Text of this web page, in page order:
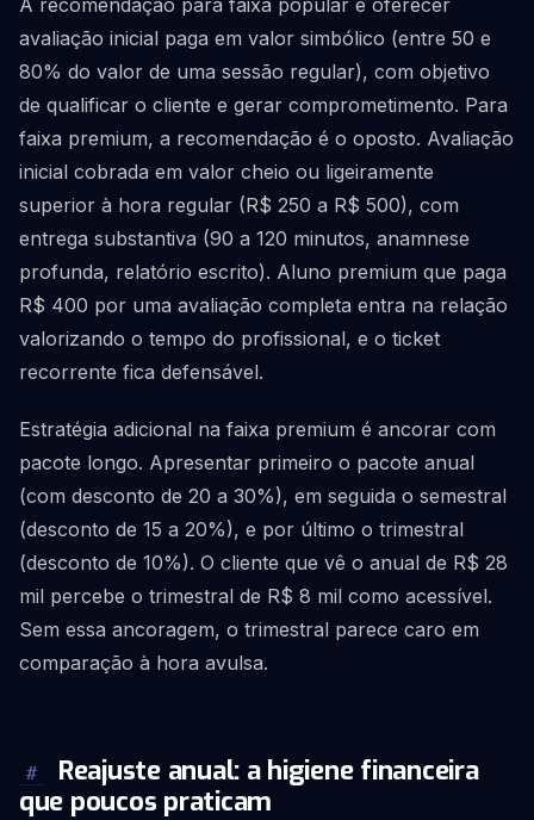
A recomendação para faixa popular é oferecer
avaliação inicial paga em valor simbólico (entre 50 e
80% do valor de uma sessão regular), com objetivo
de qualificar o cliente e gerar comprometimento. Para
faixa premium, a recomendação é o oposto. Avaliação
inicial cobrada em valor cheio ou ligeiramente
superior à hora regular (R$ 250 a R$ 500), com
entrega substantiva (90 a 120 minutos, anamnese
profunda, relatório escrito). Aluno premium que paga
R$ 400 por uma avaliação completa entra na relação
valorizando o tempo do profissional, e o ticket
recorrente fica defensável.
Estratégia adicional na faixa premium é ancorar com
pacote longo. Apresentar primeiro o pacote anual
(com desconto de 20 a 30%), em seguida o semestral
(desconto de 15 a 20%), e por último o trimestral
(desconto de 10%). O cliente que vê o anual de R$ 28
mil percebe o trimestral de R$ 8 mil como acessível.
Sem essa ancoragem, o trimestral parece caro em
comparação à hora avulsa.
#
Reajuste anual: a higiene financeira
que poucos praticam